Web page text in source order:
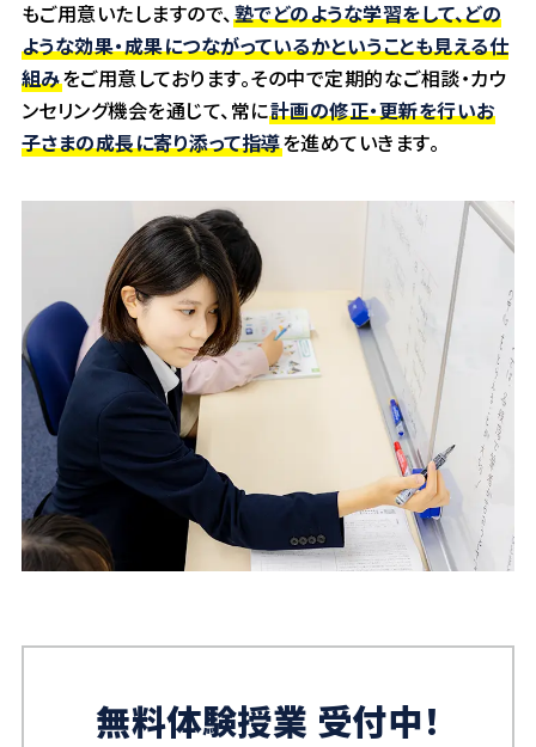
もご用意いたしますので、 塾でどのような学習をして、どの
ような効果・成果につながっているかということも見える仕
組みをご用意しております。その中で定期的なご相談・カウ
ンセリング機会を通じて、常に計画の修正・更新を行いお
子さまの成長に寄り添って指導を進めていきます。
無料体験授業 受付中！